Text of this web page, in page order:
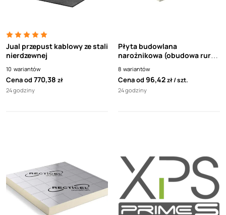
Jual przepust kablowy ze stali
nierdzewnej
10 wariantów
Cena od770,38 zł
24 godziny
Płyta budowlana
narożnikowa (obudowa rur)
BOTAMENT RK (1 sztuka)
8 wariantów
Cena od96,42zł szt.
24 godziny